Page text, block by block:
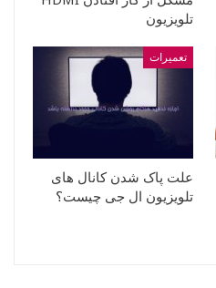
تلویزیون
تعمیرات
علت پاک شدن کانال های
تلویزیون ال جی چیست؟